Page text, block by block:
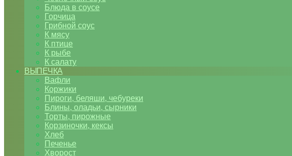
Блюда в соусе
Горчица
Грибной соус
К мясу
К птице
К рыбе
К салату
ВЫПЕЧКА
Вафли
Коржики
Пироги, беляши, чебуреки
Блины, оладьи, сырники
Торты, пирожные
Корзиночки, кексы
Хлеб
Печенье
Хворост